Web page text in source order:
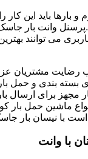
بارها باید این کار
وانت بار جاسک
می توانند
مشتریان
بسته بندی و حمل
مجهز برای ارسال
ماشین حمل بار
است با نیسان بار
با وانت